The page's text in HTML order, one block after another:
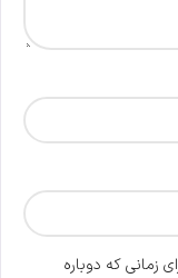
زمانی که دوباره